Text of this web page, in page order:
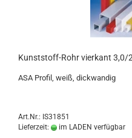
Kunststoff-Rohr vierkant 3,0/
ASA Profil, weiß, dickwandig
Art.Nr.: IS31851
Lieferzeit:
im LADEN verfügbar